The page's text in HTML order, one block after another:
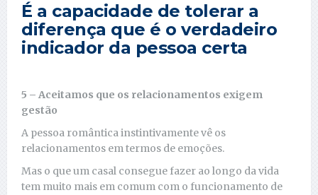
É a capacidade de tolerar a
diferença que é o verdadeiro
indicador da pessoa certa
5 – Aceitamos que os relacionamentos exigem
gestão
A pessoa romântica instintivamente vê os
relacionamentos em termos de emoções.
Mas o que um casal consegue fazer ao longo da vida
tem muito mais em comum com o funcionamento de